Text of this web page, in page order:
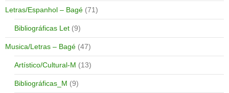
Letras/Espanhol – Bagé (71)
Bibliográficas Let (9)
Musica/Letras – Bagé (47)
Artístico/Cultural-M (13)
Bibliográficas_M (9)